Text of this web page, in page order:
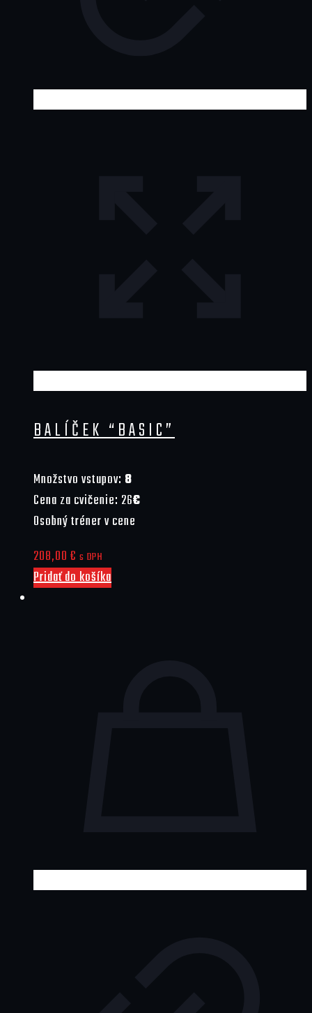
BALÍČEK “BASIC”
Množstvo vstupov: 8
Cena za cvičenie: 26€
Osobný tréner v cene
208,00 € s DPH
Pridať do košíka